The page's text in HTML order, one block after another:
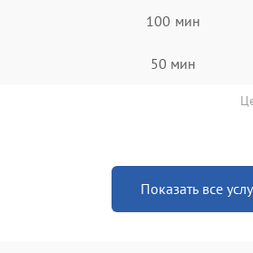
100 мин
50 мин
Показать все